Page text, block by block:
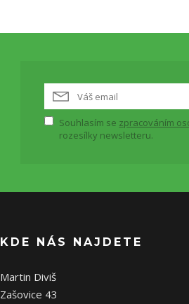
Souhlasím se zpracováním
rozesílky newsletteru.
KDE NÁS NAJDETE
Martin Diviš
Zašovice 43